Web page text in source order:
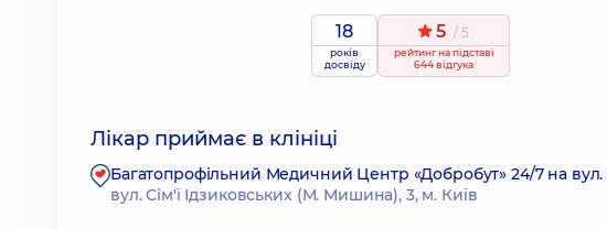
18
років
досвіду
5 / 5
рейтингна підставі
644 відгука
Лікар приймає в клініці
Багатопрофільний Медичний Центр «Добробут» 24/7 на вул.
вул. Сім'ї Ідзиковських (М. Мишина), 3, м. Київ